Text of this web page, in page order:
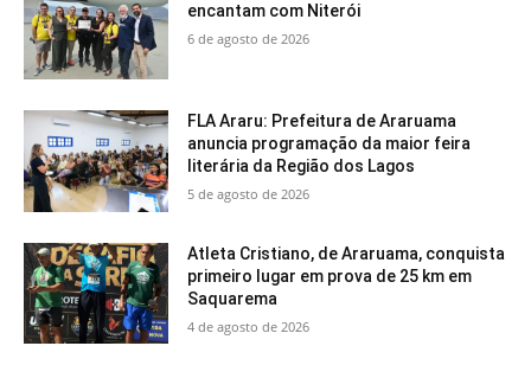
encantam com Niterói
6 de agosto de 2026
FLA Araru: Prefeitura de Araruama
anuncia programação da maior feira
literária da Região dos Lagos
5 de agosto de 2026
Atleta Cristiano, de Araruama, conquista
primeiro lugar em prova de 25 km em
Saquarema
4 de agosto de 2026